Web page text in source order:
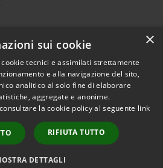
Copyright © 2026 • Comune di
Zenson di Piave • Powered by
Municipium•
Accesso
redazione
×
sui cookie
tecnici e assimilati strettamente
e alla navigazione del sito,
analitico al solo fine di elaborare
aggregate e anonime.
la cookie policy al seguente link
RIFIUTA TUTTO
DETTAGLI